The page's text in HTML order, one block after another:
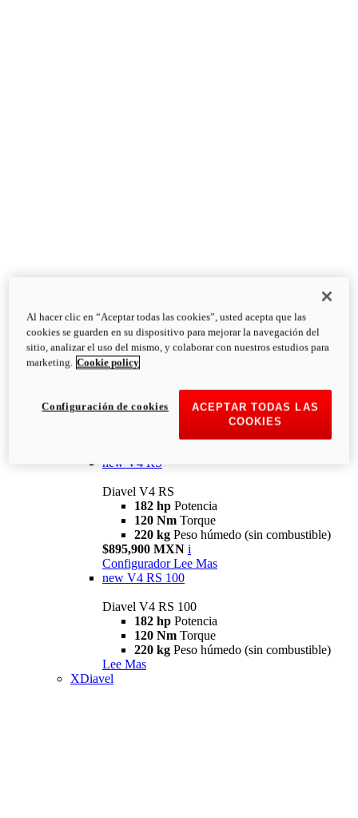
Diavel
V4
Diavel V4
126 NmTorque
223 kg
PESO HÚMEDO SIN
new V4 RS
Diavel V4 RS
182 hp Potencia
120 Nm Torque
220 kg Peso húmedo (sin combustible)
$895,900 MXN i
Configurador Lee Mas
new V4 RS 100
Diavel V4 RS 100
182 hp Potencia
120 Nm Torque
220 kg Peso húmedo (sin combustible)
Lee Mas
XDiavel
Al hacer clic en “Aceptar todas las cookies”, usted acepta que las
cookies se guarden en su dispositivo para mejorar la navegación del
sitio, analizar el uso del mismo, y colaborar con nuestros estudios para
marketing. Cookie policy
ACEPTAR TODAS LAS
COOKIES
Configuración de cookies